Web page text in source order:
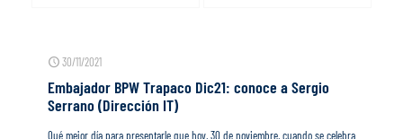
30/11/2021
Embajador BPW Trapaco Dic21: conoce a Sergio
Serrano (Dirección IT)
Qué mejor día para presentarle que hoy, 30 de noviembre, cuando se celebra